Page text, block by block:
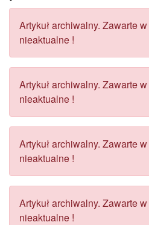
Artykuł archiwalny. Zawarte
nieaktualne !
Artykuł archiwalny. Zawarte
nieaktualne !
Artykuł archiwalny. Zawarte
nieaktualne !
Artykuł archiwalny. Zawarte
nieaktualne !